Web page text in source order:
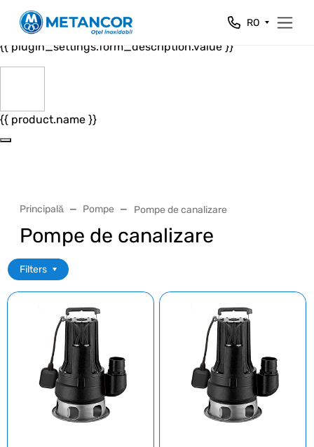
Close
{{ plugin_settings.form_header.value }}
{{ plugin_settings.form_description.value }}
{{ product.name }}
RO
Principală Pompe Pompe de canalizare
Pompe de canalizare
Filters